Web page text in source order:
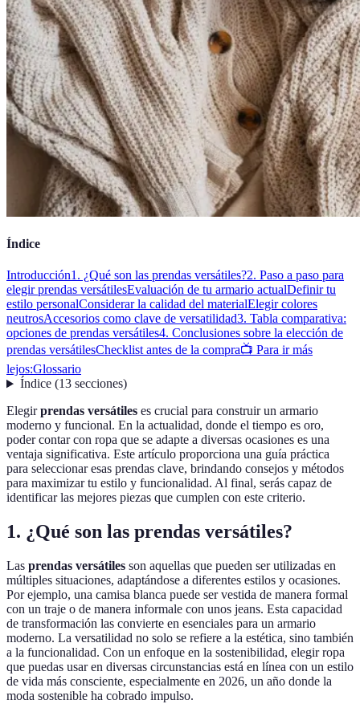
Índice
Introducción1. ¿Qué son las prendas versátiles?2. Paso a paso para
elegir prendas versátilesEvaluación de tu armario actualDefinir tu
estilo personalConsiderar la calidad del materialElegir colores
neutrosAccesorios como clave de versatilidad3. Tabla comparativa:
opciones de prendas versátiles4. Conclusiones sobre la elección de
prendas versátilesChecklist antes de la compra📺 Para ir más
lejos:Glossario
Índice(13 secciones)
Elegirprendas versátiles es crucial para construir un armario
moderno y funcional. En la actualidad, donde el tiempo es oro,
poder contar con ropa que se adapte a diversas ocasiones es una
ventaja significativa. Este artículo proporciona una guía práctica
para seleccionar esas prendas clave, brindando consejos y métodos
para maximizar tu estilo y funcionalidad. Al final, serás capaz de
identificar las mejores piezas que cumplen con este criterio.
1. ¿Qué son las prendas versátiles?
Las prendas versátiles son aquellas que pueden ser utilizadas en
múltiples situaciones, adaptándose a diferentes estilos y ocasiones.
Por ejemplo, una camisa blanca puede ser vestida de manera formal
con un traje o de manera informale con unos jeans. Esta capacidad
de transformación las convierte en esenciales para un armario
moderno. La versatilidad no solo se refiere a la estética, sino también
a la funcionalidad. Con un enfoque en la sostenibilidad, elegir ropa
que puedas usar en diversas circunstancias está en línea con un estilo
de vida más consciente, especialmente en 2026, un año donde la
moda sostenible ha cobrado impulso.